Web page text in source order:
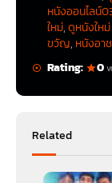
หนังออนไลน์
ใหม่,ดูหนังให
ขวัญ, หนังอา
Rating:
0
Related